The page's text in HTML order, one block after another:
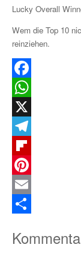
Lucky Overall
Wem die Top 10
reinziehen.
Facebook
WhatsApp
X
Telegram
Flipboard
Pinterest
Email